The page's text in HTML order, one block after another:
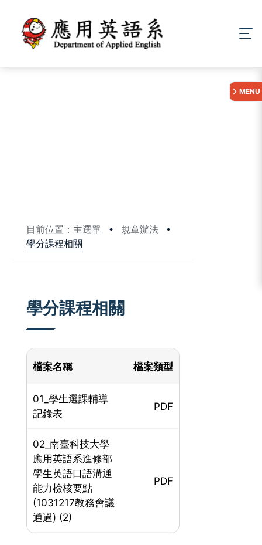
目前位置：主選單
規章辦法
學分課程相關
MENU
學分課程相關
檔案名稱 檔案類型
01_學生選課輔導
記錄表
PDF
02_南臺科技大學
應用英語系進修部
學生英語口語溝通
能力檢核要點
(1031217教務會議
通過) (2)
PDF